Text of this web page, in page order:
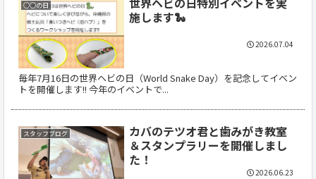
○○の日
施します🐍
毎年7月16日の世界ヘビの日（World Snake Day）を記念してイベン
トを開催します!! 今年のイベントで...
2026.07.04
スタッフブログ
カバのテツオ君と歯みがき教室
＆スタンプラリーを開催しまし
た！
2026.06.23